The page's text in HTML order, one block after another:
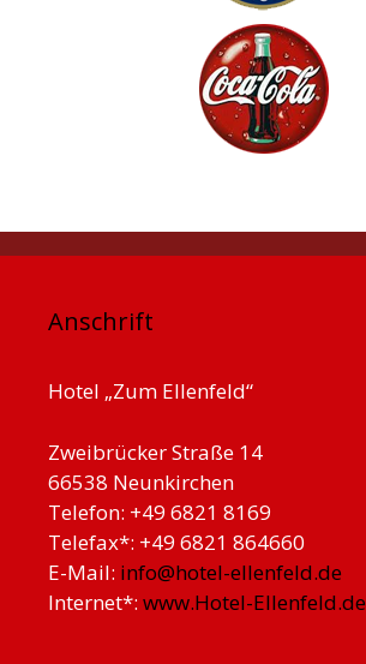
Anschrift
Hotel „Zum Ellenfeld“
Zweibrücker Straße 14
66538 Neunkirchen
Telefon: +49 6821 8169
Telefax*: +49 6821 864660
E-Mail: info@hotel-ellenfeld.de
Internet*: www.Hotel-Ellenfeld.de